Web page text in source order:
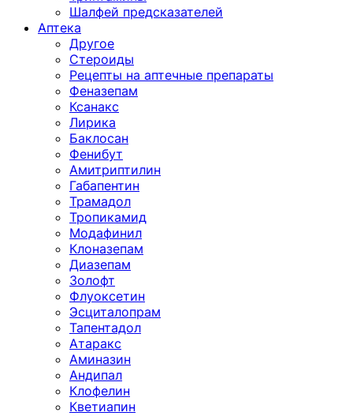
Шалфей предсказателей
Аптека
Другое
Стероиды
Рецепты на аптечные препараты
Феназепам
Ксанакс
Лирика
Баклосан
Фенибут
Амитриптилин
Габапентин
Трамадол
Тропикамид
Модафинил
Клоназепам
Диазепам
Золофт
Флуоксетин
Эсциталопрам
Тапентадол
Атаракс
Аминазин
Андипал
Клофелин
Кветиапин